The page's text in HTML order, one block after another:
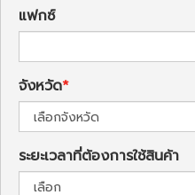
แฟกซ์
จังหวัด
ระยะเวลาที่ต้องการใช้สินค้า